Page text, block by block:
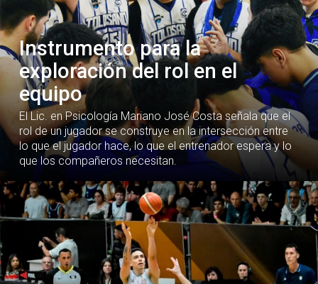
Instrumento para la
exploración del rol en el
equipo
El Lic. en Psicología Mariano José Costa señala que el
rol de un jugador se construye en la intersección entre
lo que el jugador hace, lo que el entrenador espera y lo
que los compañeros necesitan.